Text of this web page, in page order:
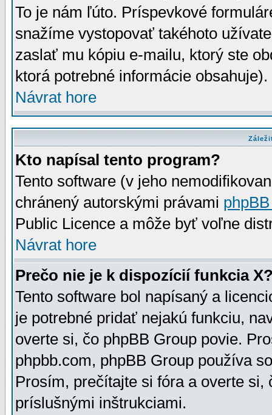
To je nám ľúto. Príspevkové
snažíme vystopovať takéhoto
zaslať mu kópiu e-mailu, ktorý ste
ktorá potrebné informácie
Návrat hore
Kto napísal tento program?
Tento software (v jeho
chránený autorskými právami
Public Licence a môže byť voľne
Návrat hore
Prečo nie je k dispozícií funkcia
Tento software bol napísaný a
je potrebné pridať nejakú funkciu,
overte si, čo phpBB Group povie.
phpbb.com, phpBB Group používa
Prosím, prečítajte si fóra a overte
príslušnými inštrukciami.